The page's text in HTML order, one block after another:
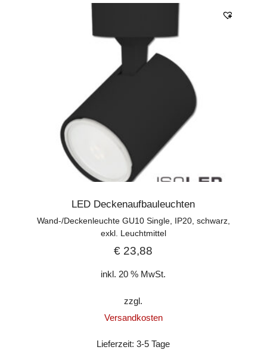
LED Deckenaufbauleuchten
Wand-/Deckenleuchte GU10 Single, IP20, schwarz,
exkl. Leuchtmittel
€ 23,88
inkl. 20 % MwSt.
zzgl.
Versandkosten
Lieferzeit:3-5 Tage